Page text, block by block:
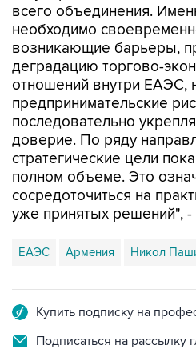
всего объединения.
необходимо
возникающие барьеры,
деградацию торгово-
отношений внутри ЕАЭС,
предпринимательские
последовательно
доверие. По ряду
стратегические цели
полном объеме. Это
сосредоточиться на
уже принятых решений",
ЕАЭС Армения Никол
Купить подписку на
Подписаться на рассылку